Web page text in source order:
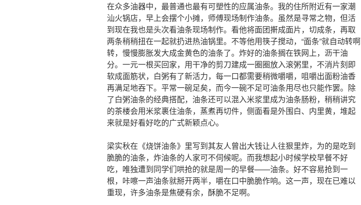
在众多油器中，最普通也最有可塑性的应属油条。我的住所附近有一家潮
汕火锅店，早上会摆个小摊，师傅现场制作油条。虽然是寻常之物，但活
到现在我也是头次看油条现场制作。看他将面团搟成面片，切成条，再取
两条稍稍扭在一起就扔进热油锅里。不等他用筷子搅动，“面条”就自动转啊
转，慢慢膨胀发大成金黄色的油条了。炸好的油条搁在铁网上，沥干油
分。一元一根买回家，用干净的剪刀建成一圈圈放入滚粥里，不消片刻即
软成面筋状，白粥有了新活力，每一口都需要稍微嚼嚼，咀嚼出面粉油香
再满足地吞下。平常一碗足矣，而今一碗不足可油条用尽也只能作罢。除
了白粥油条的经典搭配，油条还可以混入米浆里成为油条肠粉，稍稍讲究
的茶楼会用米浆裹住油条，蒸煮再切件，侧面看是外围白、内里黄，堆起
来就是好看好吃的广式新颖点心。
梁实秋在《烧饼油条》里写到其友人曾出大钱让人往狠里炸，为的是吃到
脆脆的油条，炸油条的人家可不伺候呢。而我想起小时候学校早餐不好
吃，唯独遭到同学们哄抢的就是周一的早餐——油条。好不容易抢到一
根，咔嚓一声油条就掰开两半，嚼在口中脆脆作响。这一声，现在已难以
重现，许多油条是焦硬有余，酥脆不足啊。